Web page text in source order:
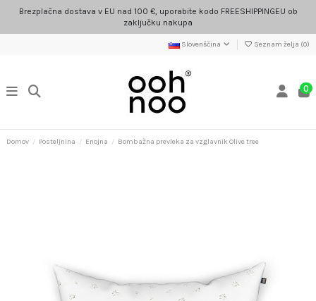
Brezplačna dostava v EU nad 100 €, uporabite kodo FREESHIPPINGEU ob
zaključku nakupa
Slovenščina Seznam želja (0)
0
Domov Posteljnina Enojna Bombažna prevleka za vzglavnik Olive tree